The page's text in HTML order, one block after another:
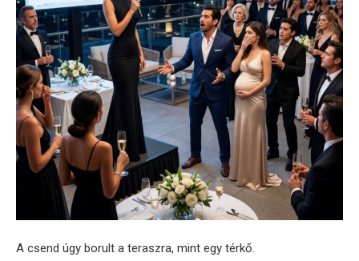
A csend úgy borult a teraszra, mint egy térkő.